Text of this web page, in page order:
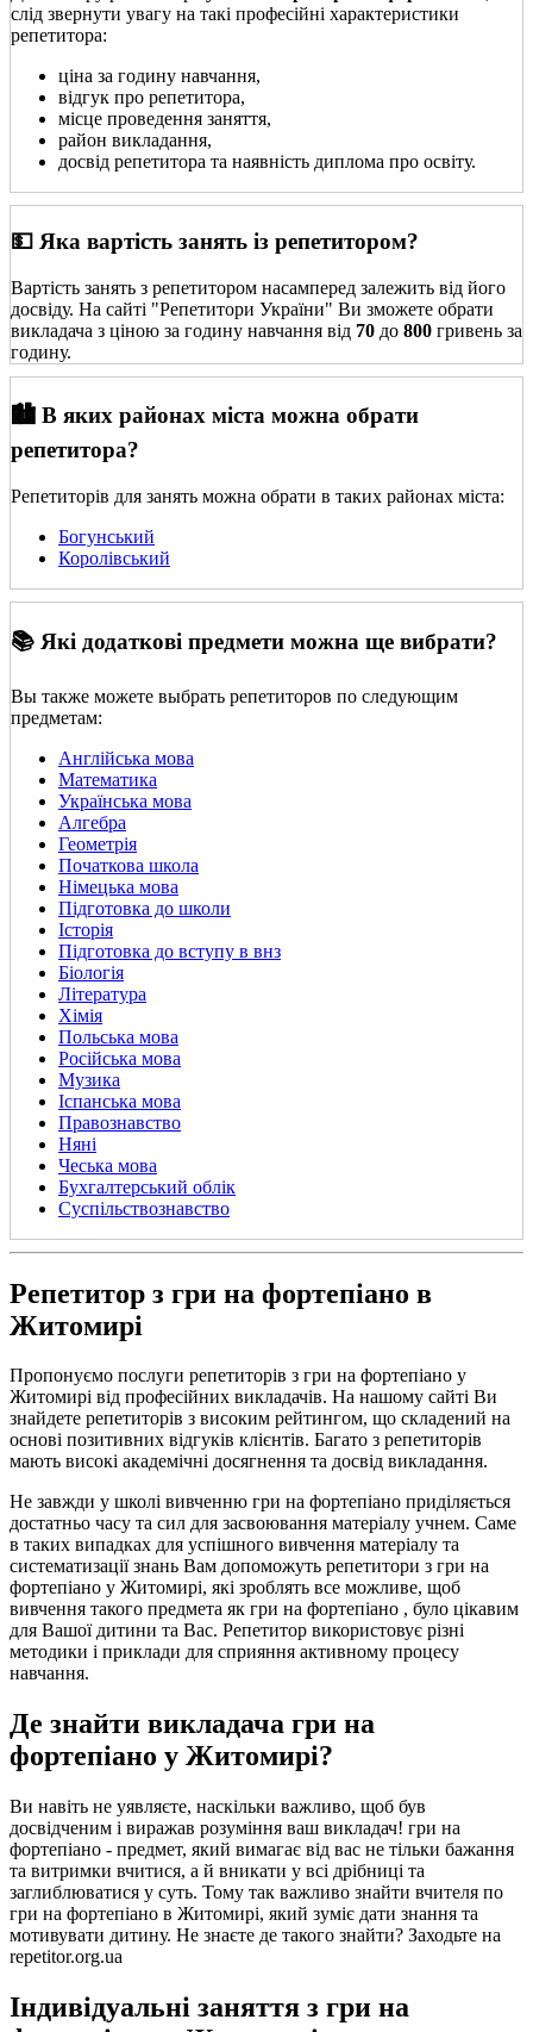
слід звернути увагу на такі професійні характеристики
репетитора:
ціна за годину навчання,
відгук про репетитора,
місце проведення заняття,
район викладання,
досвід репетитора та наявність диплома про освіту.
💵 Яка вартість занять із репетитором?
Вартість занять з репетитором насамперед залежить від його
досвіду. На сайті "Репетитори України" Ви зможете обрати
викладача з ціною за годину навчання від 70 до 800 гривень за
годину.
🏙️ В яких районах міста можна обрати
репетитора?
Репетиторів для занять можна обрати в таких районах міста:
Богунський
Королівський
📚 Які додаткові предмети можна ще вибрати?
Вы также можете выбрать репетиторов по следующим
предметам:
Англійська мова
Математика
Українська мова
Алгебра
Геометрія
Початкова школа
Німецька мова
Підготовка до школи
Історія
Підготовка до вступу в внз
Біологія
Література
Хімія
Польська мова
Російська мова
Музика
Іспанська мова
Правознавство
Няні
Чеська мова
Бухгалтерський облік
Суспільствознавство
Репетитор з гри на фортепіано в
Житомирі
Пропонуємо послуги репетиторів з гри на фортепіано у
Житомирі від професійних викладачів. На нашому сайті Ви
знайдете репетиторів з високим рейтингом, що складений на
основі позитивних відгуків клієнтів. Багато з репетиторів
мають високі академічні досягнення та досвід викладання.
Не завжди у школі вивченню гри на фортепіано приділяється
достатньо часу та сил для засвоювання матеріалу учнем. Саме
в таких випадках для успішного вивчення матеріалу та
систематизації знань Вам допоможуть репетитори з гри на
фортепіано у Житомирі, які зроблять все можливе, щоб
вивчення такого предмета як гри на фортепіано , було цікавим
для Вашої дитини та Вас. Репетитор використовує різні
методики і приклади для сприяння активному процесу
навчання.
Де знайти викладача гри на
фортепіано у Житомирі?
Ви навіть не уявляєте, наскільки важливо, щоб був
досвідченим і виражав розуміння ваш викладач! гри на
фортепіано - предмет, який вимагає від вас не тільки бажання
та витримки вчитися, а й вникати у всі дрібниці та
заглиблюватися у суть. Тому так важливо знайти вчителя по
гри на фортепіано в Житомирі, який зуміє дати знання та
мотивувати дитину. Не знаєте де такого знайти? Заходьте на
repetitor.org.ua
Індивідуальні заняття з гри на